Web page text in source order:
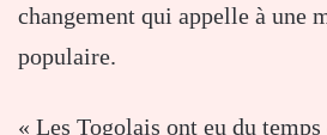
changement qui appelle à une
populaire.
« Les Togolais ont eu du